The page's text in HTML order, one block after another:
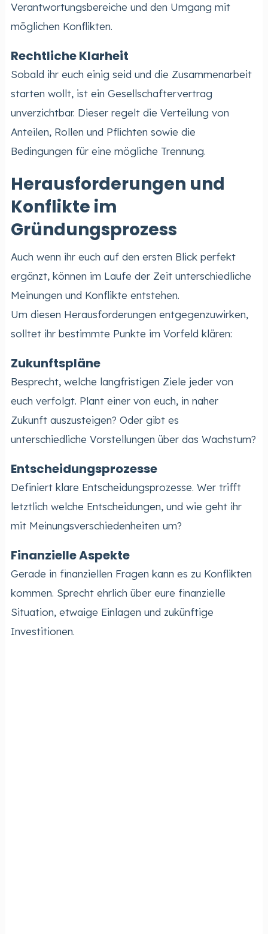
Verantwortungsbereiche und den Umgang mit
möglichen Konflikten.
Rechtliche Klarheit
Sobald ihr euch einig seid und die Zusammenarbeit
starten wollt, ist ein Gesellschaftervertrag
unverzichtbar. Dieser regelt die Verteilung von
Anteilen, Rollen und Pflichten sowie die
Bedingungen für eine mögliche Trennung.
Herausforderungen und
Konflikte im
Gründungsprozess
Auch wenn ihr euch auf den ersten Blick perfekt
ergänzt, können im Laufe der Zeit unterschiedliche
Meinungen und Konflikte entstehen.
Um diesen Herausforderungen entgegenzuwirken,
solltet ihr bestimmte Punkte im Vorfeld klären:
Zukunftspläne
Besprecht, welche langfristigen Ziele jeder von
euch verfolgt. Plant einer von euch, in naher
Zukunft auszusteigen? Oder gibt es
unterschiedliche Vorstellungen über das Wachstum?
Entscheidungsprozesse
Definiert klare Entscheidungsprozesse. Wer trifft
letztlich welche Entscheidungen, und wie geht ihr
mit Meinungsverschiedenheiten um?
Finanzielle Aspekte
Gerade in finanziellen Fragen kann es zu Konflikten
kommen. Sprecht ehrlich über eure finanzielle
Situation, etwaige Einlagen und zukünftige
Investitionen.